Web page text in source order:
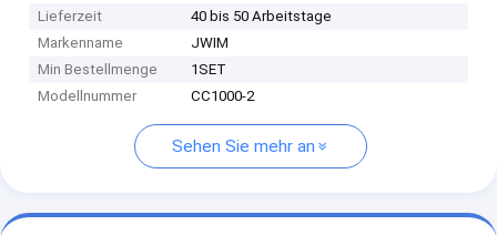
Lieferzeit
40 bis 50 Arbeitstage
Markenname
JWIM
Min Bestellmenge
1SET
Modellnummer
CC1000-2
Sehen Sie mehr an